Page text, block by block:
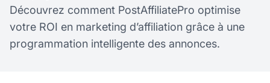
Découvrez comment PostAffiliatePro optimise
votre ROI en marketing d’affiliation grâce à une
programmation intelligente des annonces.